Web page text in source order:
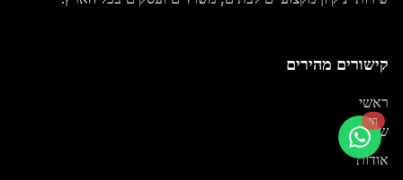
קישורים מהירים
ראשי
שירותים
אודות
חי